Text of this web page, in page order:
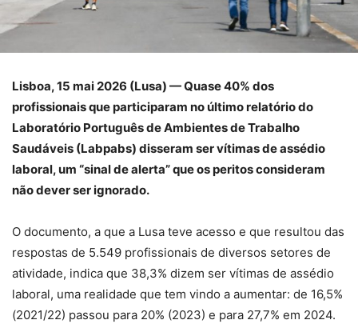
Lisboa, 15 mai 2026 (Lusa) — Quase 40% dos
profissionais que participaram no último relatório do
Laboratório Português de Ambientes de Trabalho
Saudáveis (Labpabs) disseram ser vítimas de assédio
laboral, um “sinal de alerta” que os peritos consideram
não dever ser ignorado.
O documento, a que a Lusa teve acesso e que resultou das
respostas de 5.549 profissionais de diversos setores de
atividade, indica que 38,3% dizem ser vítimas de assédio
laboral, uma realidade que tem vindo a aumentar: de 16,5%
(2021/22) passou para 20% (2023) e para 27,7% em 2024.